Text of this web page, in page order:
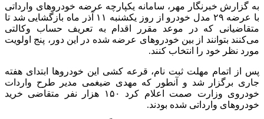
به گزارش خبرنگار مهر، سامانه یکپارچه عرضه خودروهای وارداتی
با عرضه ٢٩ مدل خودرو از روز یکشنبه ۱۱ آذر ماه بازگشایی شد تا
متقاضیانی که در موعد مقرر اقدام به تعریف حساب وکالتی
می‌کنند بتوانند از بین خودروهای عرضه شده در این دور، پنج اولویت
مورد نظر خود را انتخاب کنند.
پس از اتمام مهلت ثبت نام، قرعه کشی این خودروها ابتدای هفته
جاری برگزار شد و آنطور که مهدی ضیغمی مدیر طرح واردات
خودروی وزارت صمت
اعلام کرد ۱۵۰ هزار نفر متقاضی خرید
خودروهای وارداتی شده بودند.